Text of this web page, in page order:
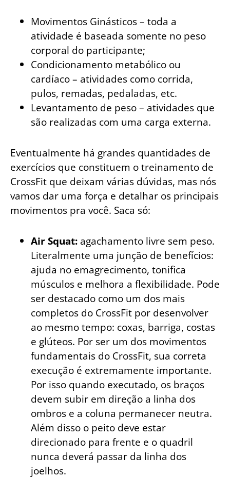
Movimentos Ginásticos – toda a
atividade é baseada somente no peso
corporal do participante;
Condicionamento metabólico ou
cardíaco – atividades como corrida,
pulos, remadas, pedaladas, etc.
Levantamento de peso – atividades que
são realizadas com uma carga externa.
Eventualmente há grandes quantidades de
exercícios que constituem o treinamento de
CrossFit que deixam várias dúvidas, mas nós
vamos dar uma força e detalhar os principais
movimentos pra você. Saca só:
Air Squat: agachamento livre sem peso.
Literalmente uma junção de benefícios:
ajuda no emagrecimento, tonifica
músculos e melhora a flexibilidade. Pode
ser destacado como um dos mais
completos do CrossFit por desenvolver
ao mesmo tempo: coxas, barriga, costas
e glúteos. Por ser um dos movimentos
fundamentais do CrossFit, sua correta
execução é extremamente importante.
Por isso quando executado, os braços
devem subir em direção a linha dos
ombros e a coluna permanecer neutra.
Além disso o peito deve estar
direcionado para frente e o quadril
nunca deverá passar da linha dos
joelhos.